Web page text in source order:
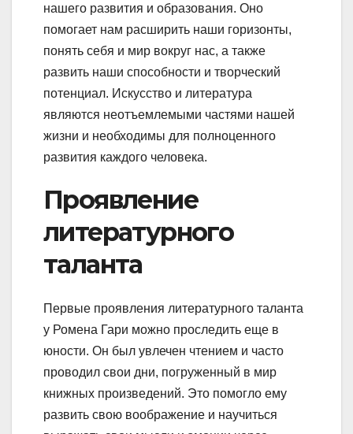
нашего развития и образования. Оно
помогает нам расширить наши горизонты,
понять себя и мир вокруг нас, а также
развить наши способности и творческий
потенциал. Искусство и литература
являются неотъемлемыми частями нашей
жизни и необходимы для полноценного
развития каждого человека.
Проявление
литературного
таланта
Первые проявления литературного таланта
у Ромена Гари можно проследить еще в
юности. Он был увлечен чтением и часто
проводил свои дни, погруженный в мир
книжных произведений. Это помогло ему
развить свою воображение и научиться